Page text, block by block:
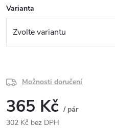
Varianta
Možnosti doručení
365 Kč / pár
302 Kč bez DPH